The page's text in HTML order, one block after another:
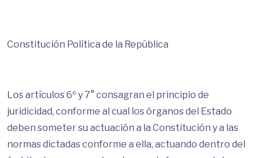
Constitución Política de la República
Los artículos 6º y 7° consagran el principio de
juridicidad, conforme al cual los órganos del Estado
deben someter su actuación a la Constitución y a las
normas dictadas conforme a ella, actuando dentro del